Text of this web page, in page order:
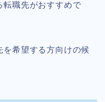
転職先がおすすめで
希望する方向けの候